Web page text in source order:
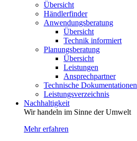
Übersicht
Händlerfinder
Anwendungsberatung
Übersicht
Technik informiert
Planungsberatung
Übersicht
Leistungen
Ansprechpartner
Technische Dokumentationen
Leistungsverzeichnis
Nachhaltigkeit
Wir handeln im Sinne der Umwelt
Mehr erfahren